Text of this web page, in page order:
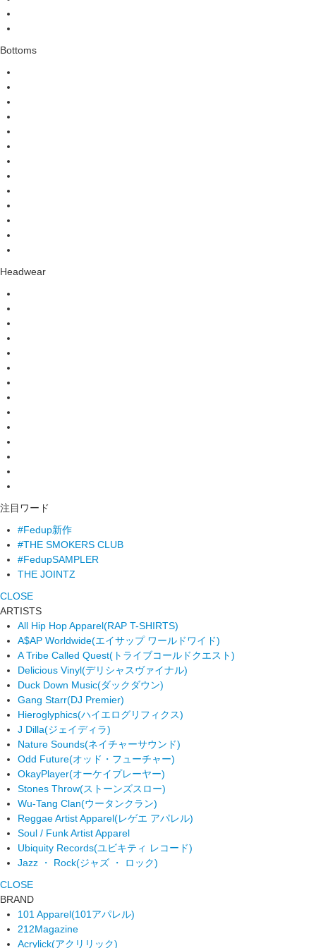
Bottoms
Headwear
注目ワード
#Fedup新作
#THE SMOKERS CLUB
#FedupSAMPLER
THE JOINTZ
CLOSE
ARTISTS
All Hip Hop Apparel(RAP T-SHIRTS)
A$AP Worldwide(エイサップ ワールドワイド)
A Tribe Called Quest(トライブコールドクエスト)
Delicious Vinyl(デリシャスヴァイナル)
Duck Down Music(ダックダウン)
Gang Starr(DJ Premier)
Hieroglyphics(ハイエログリフィクス)
J Dilla(ジェイディラ)
Nature Sounds(ネイチャーサウンド)
Odd Future(オッド・フューチャー)
OkayPlayer(オーケイプレーヤー)
Stones Throw(ストーンズスロー)
Wu-Tang Clan(ウータンクラン)
Reggae Artist Apparel(レゲエ アパレル)
Soul / Funk Artist Apparel
Ubiquity Records(ユビキティ レコード)
Jazz ・ Rock(ジャズ ・ ロック)
CLOSE
BRAND
101 Apparel(101アパレル)
212Magazine
Acrylick(アクリリック)